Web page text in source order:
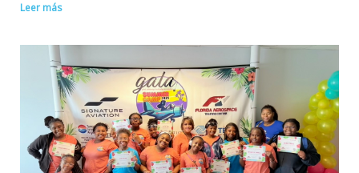
Leer más